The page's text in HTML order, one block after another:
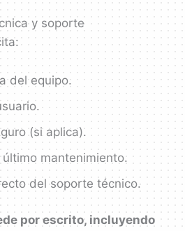
y soporte
del equipo.
(si aplica).
mantenimiento.
del soporte técnico.
por escrito, incluyendo